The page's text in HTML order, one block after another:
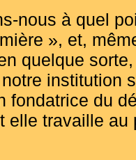
nous à quel
», et,
quelque
institution
fondatrice du
elle travaille